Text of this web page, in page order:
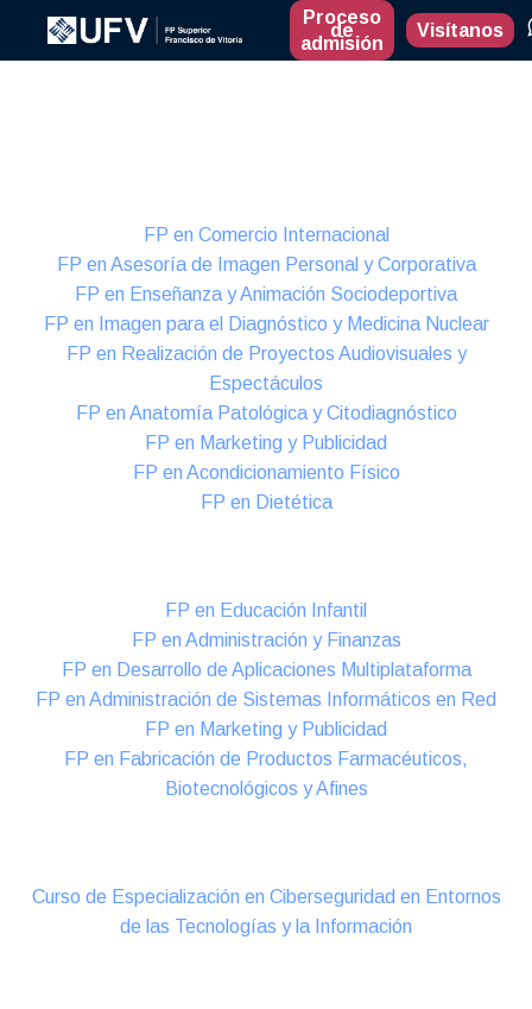
Proceso
de
admisión
Visítanos
FP en Comercio Internacional
FP en Asesoría de Imagen Personal y Corporativa
FP en Enseñanza y Animación Sociodeportiva
FP en Imagen para el Diagnóstico y Medicina Nuclear
FP en Realización de Proyectos Audiovisuales y
Espectáculos
FP en Anatomía Patológica y Citodiagnóstico
FP en Marketing y Publicidad
FP en Acondicionamiento Físico
FP en Dietética
FP en Educación Infantil
FP en Administración y Finanzas
FP en Desarrollo de Aplicaciones Multiplataforma
FP en Administración de Sistemas Informáticos en Red
FP en Marketing y Publicidad
FP en Fabricación de Productos Farmacéuticos,
Biotecnológicos y Afines
Curso de Especialización en Ciberseguridad en Entornos
de las Tecnologías y la Información